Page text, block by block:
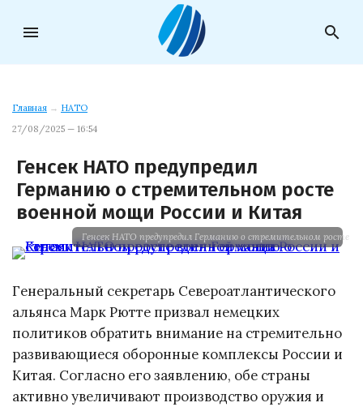
menu search
Главная → НАТО
27/08/2025 — 16:54
Генсек НАТО предупредил
Германию о стремительном росте
военной мощи России и Китая
Генсек НАТО предупредил Германию о стремительном росте
Генеральный секретарь Североатлантического
альянса Марк Рютте призвал немецких
политиков обратить внимание на стремительно
развивающиеся оборонные комплексы России и
Китая. Согласно его заявлению, обе страны
активно увеличивают производство оружия и